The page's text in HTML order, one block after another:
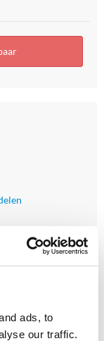
ads, to
our traffic.